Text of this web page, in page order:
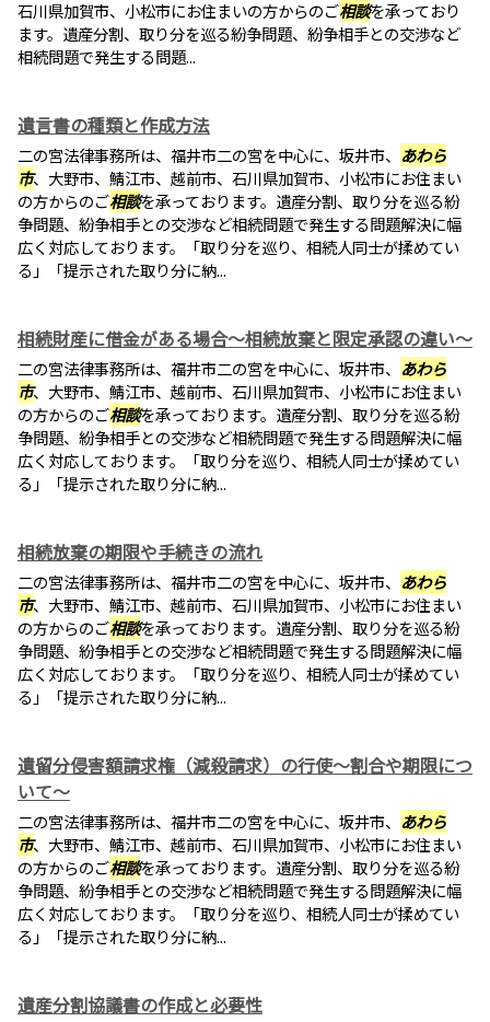
石川県加賀市、小松市にお住まいの方からのご相談を承っており
ます。遺産分割、取り分を巡る紛争問題、紛争相手との交渉など
相続問題で発生する問題...
遺言書の種類と作成方法
二の宮法律事務所は、福井市二の宮を中心に、坂井市、 あわら
市、大野市、鯖江市、越前市、石川県加賀市、小松市にお住まい
の方からのご相談を承っております。遺産分割、取り分を巡る紛
争問題、紛争相手との交渉など相続問題で発生する問題解決に幅
広く対応しております。「取り分を巡り、相続人同士が揉めてい
る」「提示された取り分に納...
相続財産に借金がある場合～相続放棄と限定承認の違い～
二の宮法律事務所は、福井市二の宮を中心に、坂井市、 あわら
市、大野市、鯖江市、越前市、石川県加賀市、小松市にお住まい
の方からのご相談を承っております。遺産分割、取り分を巡る紛
争問題、紛争相手との交渉など相続問題で発生する問題解決に幅
広く対応しております。「取り分を巡り、相続人同士が揉めてい
る」「提示された取り分に納...
相続放棄の期限や手続きの流れ
二の宮法律事務所は、福井市二の宮を中心に、坂井市、 あわら
市、大野市、鯖江市、越前市、石川県加賀市、小松市にお住まい
の方からのご相談を承っております。遺産分割、取り分を巡る紛
争問題、紛争相手との交渉など相続問題で発生する問題解決に幅
広く対応しております。「取り分を巡り、相続人同士が揉めてい
る」「提示された取り分に納...
遺留分侵害額請求権（減殺請求）の行使～割合や期限につ
いて～
二の宮法律事務所は、福井市二の宮を中心に、坂井市、 あわら
市、大野市、鯖江市、越前市、石川県加賀市、小松市にお住まい
の方からのご相談を承っております。遺産分割、取り分を巡る紛
争問題、紛争相手との交渉など相続問題で発生する問題解決に幅
広く対応しております。「取り分を巡り、相続人同士が揉めてい
る」「提示された取り分に納...
遺産分割協議書の作成と必要性